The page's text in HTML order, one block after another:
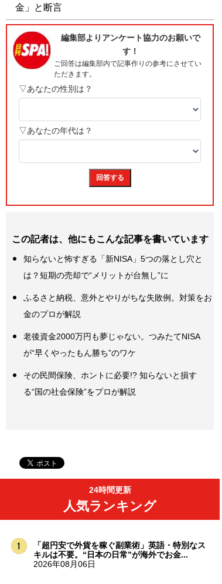
金」と断言
この記者は、他にもこんな記事を書いています
知らないと怖すぎる「新NISA」5つの落とし穴と
は？短期の売却で“メリットが台無し”に
ふるさと納税、意外とやりがちな失敗例。対策をお
金のプロが解説
老後資金2000万円も夢じゃない。つみたてNISA
が“早くやったもん勝ち”のワケ
その民間保険、ホントに必要!? 知らないと損す
る“国の社会保険”をプロが解説
24時間更新
人気ランキング
「超円安で外貨を稼ぐ副業術」英語・特別なス
キルは不要。“日本の日常”が海外でお金...
2026年08月06日